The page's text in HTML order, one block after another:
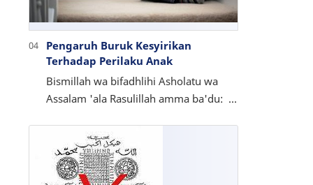
Pengaruh Buruk Kesyirikan
Terhadap Perilaku Anak
Bismillah wa bifadhlihi Asholatu wa
Assalam 'ala Rasulillah amma ba'du:
(mengesakan Allah dalam ibadah). Dan
Is…